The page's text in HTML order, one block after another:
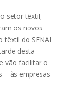
setor têxtil,
os novos
têxtil do SENAI
desta
vão facilitar o
– às empresas